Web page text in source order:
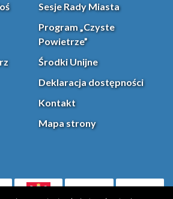
Sesje Rady Miasta
Program „Czyste
Powietrze”
Środki Unijne
Deklaracja dostępności
Kontakt
Mapa strony